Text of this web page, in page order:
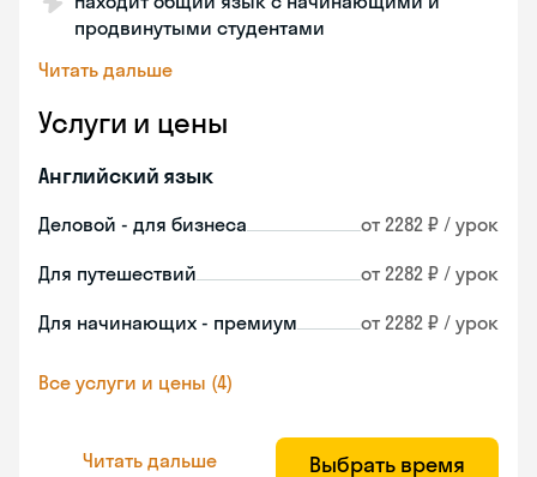
продвинутыми студентами
Читать дальше
Услуги и цены
Английский язык
Деловой - для бизнеса от 2282 ₽ / урок
Для путешествий от 2282 ₽ / урок
Для начинающих - премиум от 2282 ₽ / урок
Все услуги и цены (4)
Читать дальше Выбрать время